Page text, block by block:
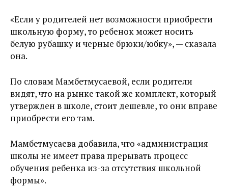
«Если у родителей нет возможности приобрести
школьную форму, то ребенок может носить
белую рубашку и черные брюки/юбку», — сказала
она.
По словам Мамбетмусаевой, если родители
видят, что на рынке такой же комплект, который
утвержден в школе, стоит дешевле, то они вправе
приобрести его там.
Мамбетмусаева добавила, что «администрация
школы не имеет права прерывать процесс
обучения ребенка из-за отсутствия школьной
формы».